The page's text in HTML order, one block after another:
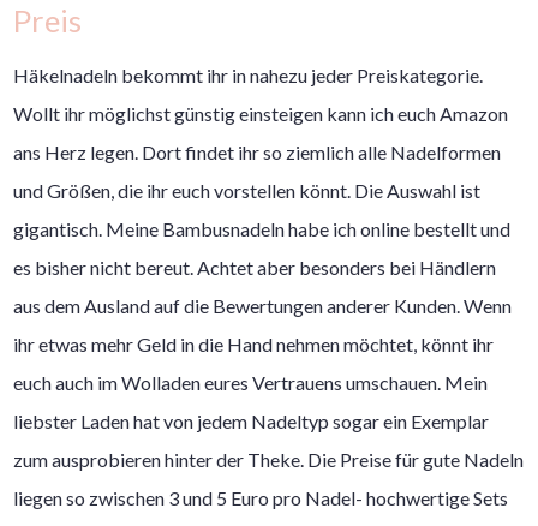
Preis
Häkelnadeln bekommt ihr in nahezu jeder Preiskategorie.
Wollt ihr möglichst günstig einsteigen kann ich euch Amazon
ans Herz legen. Dort findet ihr so ziemlich alle Nadelformen
und Größen, die ihr euch vorstellen könnt. Die Auswahl ist
gigantisch. Meine Bambusnadeln habe ich online bestellt und
es bisher nicht bereut. Achtet aber besonders bei Händlern
aus dem Ausland auf die Bewertungen anderer Kunden. Wenn
ihr etwas mehr Geld in die Hand nehmen möchtet, könnt ihr
euch auch im Wolladen eures Vertrauens umschauen. Mein
liebster Laden hat von jedem Nadeltyp sogar ein Exemplar
zum ausprobieren hinter der Theke. Die Preise für gute Nadeln
liegen so zwischen 3 und 5 Euro pro Nadel- hochwertige Sets